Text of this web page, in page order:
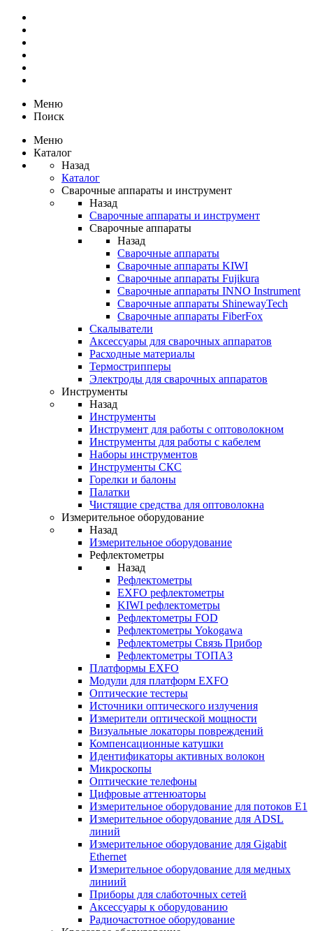
Меню
Поиск
Меню
Каталог
Назад
Каталог
Сварочные аппараты и инструмент
Назад
Сварочные аппараты и инструмент
Сварочные аппараты
Назад
Сварочные аппараты
Сварочные аппараты KIWI
Сварочные аппараты Fujikura
Сварочные аппараты INNO Instrument
Сварочные аппараты ShinewayTech
Cварочные аппараты FiberFox
Скалыватели
Аксессуары для сварочных аппаратов
Расходные материалы
Термострипперы
Электроды для сварочных аппаратов
Инструменты
Назад
Инструменты
Инструмент для работы с оптоволокном
Инструменты для работы с кабелем
Наборы инструментов
Инструменты СКС
Горелки и балоны
Палатки
Чистящие средства для оптоволокна
Измерительное оборудование
Назад
Измерительное оборудование
Рефлектометры
Назад
Рефлектометры
EXFO рефлектометры
KIWI рефлектометры
Рефлектометры FOD
Рефлектометры Yokogawa
Рефлектометры Связь Прибор
Рефлектометры ТОПАЗ
Платформы EXFO
Модули для платформ EXFO
Оптические тестеры
Источники оптического излучения
Измерители оптической мощности
Визуальные локаторы повреждений
Компенсационные катушки
Идентификаторы активных волокон
Микроскопы
Оптические телефоны
Цифровые аттенюаторы
Измерительное оборудование для потоков Е1
Измерительное оборудование для ADSL
линий
Измерительное оборудование для Gigabit
Ethernet
Измерительное оборудование для медных
линиий
Приборы для слаботочных сетей
Аксессуары к оборудованию
Радиочастотное оборудование